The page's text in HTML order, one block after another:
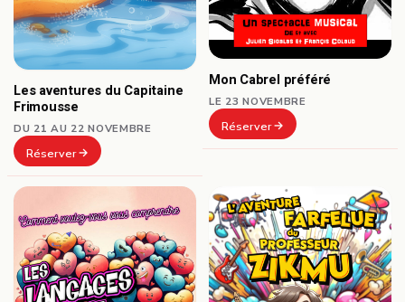
Les aventures du Capitaine
Frimousse
DU 21 AU 22 NOVEMBRE
Réserver
Mon Cabrel préféré
LE 23 NOVEMBRE
Réserver